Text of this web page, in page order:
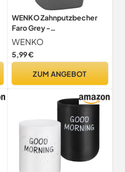
WENKO Zahnputzbecher
Faro Grey -
Zahnbürstenhalter für
Zahnbürste und Zahnpasta,
Keramik, 7.5 x 10.7 x 7.5 cm,
WENKO
5,99 €
ZUM ANGEBOT